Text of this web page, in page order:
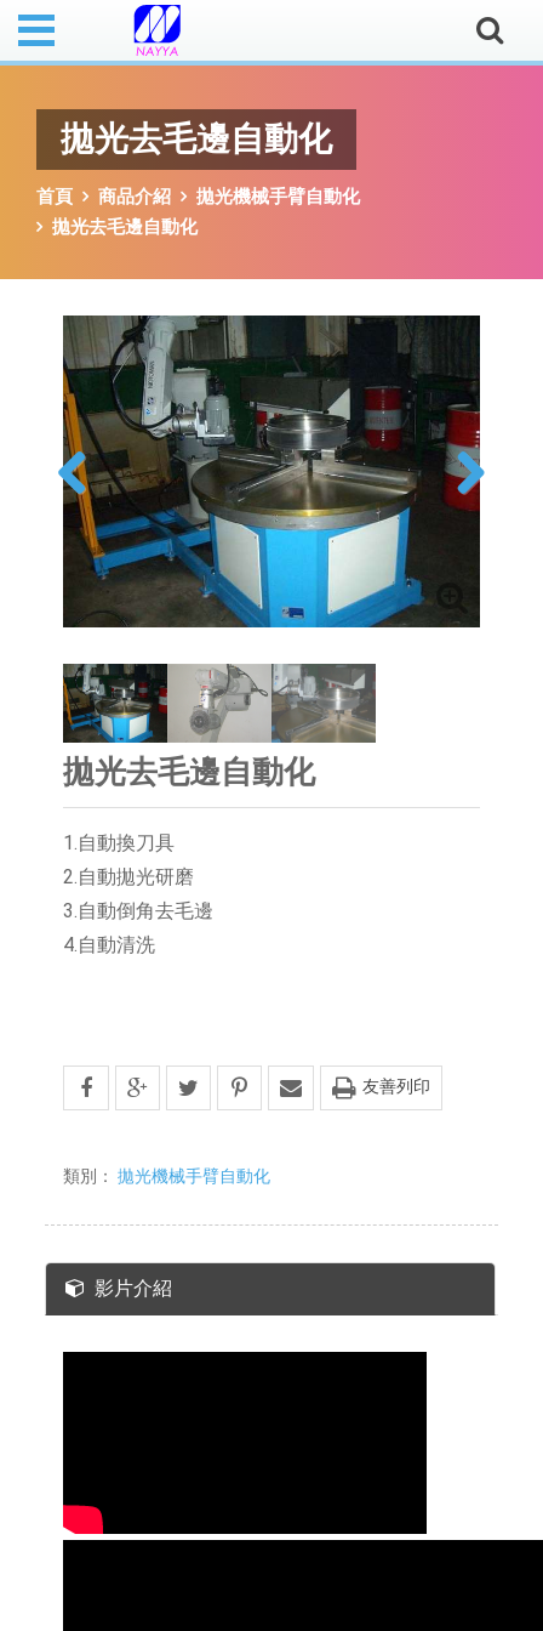
拋光去毛邊自動化
首頁 商品介紹
拋光機械手臂自動化
拋光去毛邊自動化
拋光去毛邊自動化
1.自動換刀具
2.自動拋光研磨
3.自動倒角去毛邊
4.自動清洗
友善列印
類別：拋光機械手臂自動化
影片介紹